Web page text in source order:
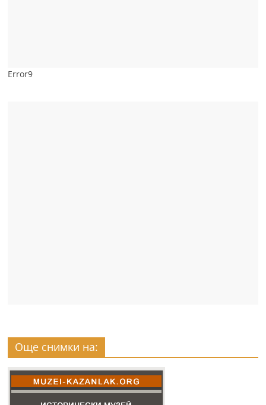
Error9
Още снимки на: